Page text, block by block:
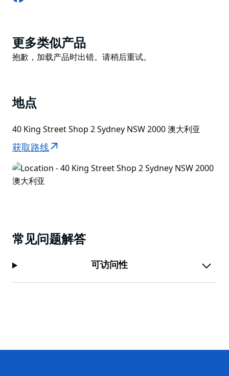
Product
List
更多类似产品
Product
抱歉，加载产品时出错。请稍后重试。
地点
40 King Street Shop 2 Sydney NSW 2000 澳大利亚
获取路线
常见问题解答
可访问性